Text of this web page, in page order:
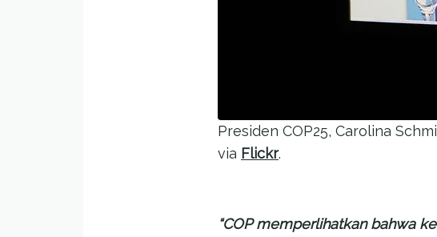
Presiden COP25, Carolina
via Flickr.
“COP memperlihatkan bahwa